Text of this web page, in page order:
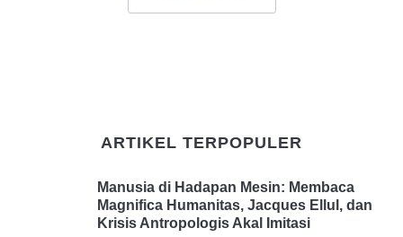
ARTIKEL TERPOPULER
Manusia di Hadapan Mesin: Membaca
Magnifica Humanitas, Jacques Ellul, dan
Krisis Antropologis Akal Imitasi